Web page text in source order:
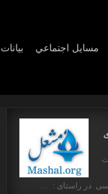
مسايل اجتماعي
در راستای : …